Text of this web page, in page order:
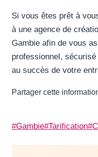
Si vous êtes prêt à
à une agence de
Gambie afin de vous
professionnel,
au succès de votre
Partager cette
Étiquettes
#Gambie#Tarification#